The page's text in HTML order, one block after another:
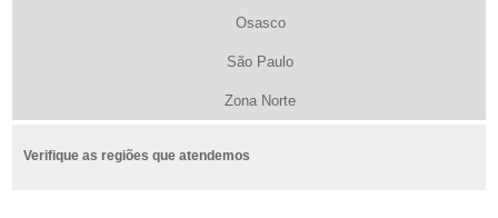
Osasco
São Paulo
Zona Norte
Verifique as regiões que atendemos